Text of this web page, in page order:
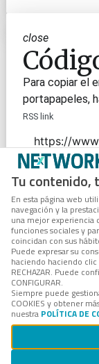
Tu contenido,
En esta página web
navegación y la
una mejor experiencia
funciones sociales y
coincidan con sus
Puede expresar su
haciendo haciendo clic
RECHAZAR. Puede
CONFIGURAR.
Siempre puede
COOKIES y obtener
nuestra POLÍTICA DE
close
Para copiar el
portapapeles,
RSS link